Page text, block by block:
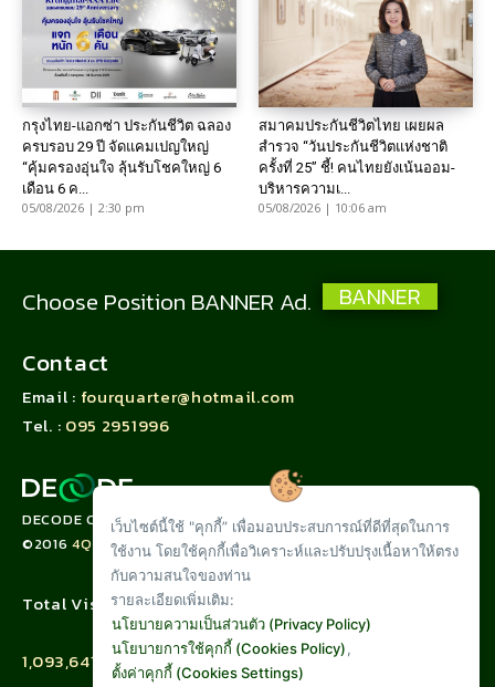
กรุงไทย-แอกซ่า ประกันชีวิต ฉลอง
ครบรอบ 29 ปี จัดแคมเปญใหญ่
“คุ้มครองอุ่นใจ ลุ้นรับโชคใหญ่ 6
เดือน 6 ค...
05/08/2026 | 2:30 pm
สมาคมประกันชีวิตไทย เผยผล
สำรวจ “วันประกันชีวิตแห่งชาติ
ครั้งที่ 25” ชี้! คนไทยยังเน้นออม-
บริหารความเ...
05/08/2026 | 10:06 am
Choose Position BANNER Ad. BANNER
Contact
Email : fourquarter@hotmail.com
Tel. : 095 2951996
DECODE CORPORATION LIMITED
©20164QUARTER.CO
Total Visit :
1,093,641
เว็บไซต์นี้ใช้ "คุกกี้” เพื่อมอบประสบการณ์ที่ดีที่สุดในการ
ใช้งาน โดยใช้คุกกี้เพื่อวิเคราะห์และปรับปรุงเนื้อหาให้ตรง
กับความสนใจของท่าน
รายละเอียดเพิ่มเติม:
นโยบายความเป็นส่วนตัว (Privacy Policy)
นโยบายการใช้คุกกี้ (Cookies Policy),
ตั้งค่าคุกกี้ (Cookies Settings)